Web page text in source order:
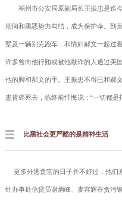
福州市公安局原副局长王振忠是迄今
期间和黑恶势力勾结，成为保护伞。到
墅及一辆别克跑车，和情妇郝文一起过
许多曾向他行贿或被他敲诈的人通过美
他的脚和郝文的手。王振忠不得已和郝
患胃癌死去，临终前忏悔说：“一切都
比黑社会更严酷的是精神生活
更多外逃贪官的日子并不好过，他们
灶办事处信贷员谢炳峰、麦容辉在贪污